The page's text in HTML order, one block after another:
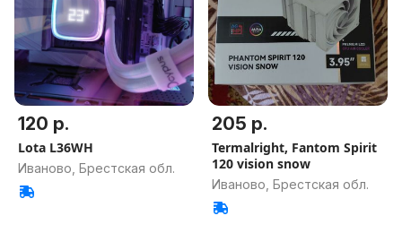
120 р.
Lota L36WH
Иваново, Брестская обл.
205 р.
Termalright, Fantom Spirit
120 vision snow
Иваново, Брестская обл.